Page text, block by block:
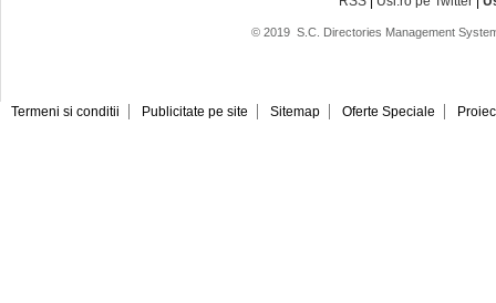
© 2019 S.C. Directories Management
Termeni si conditii Publicitate pe site Sitemap Oferte Speciale